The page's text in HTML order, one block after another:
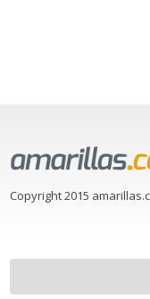
Copyright 2015